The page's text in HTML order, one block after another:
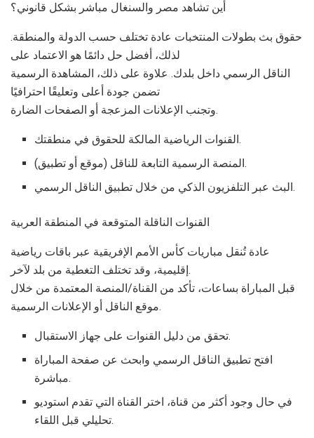
أين تشاهد مصر والسنغال مباشر بشكل قانوني؟
حقوق بث بطولات المنتخبات عادة تختلف حسب الدولة والمنطقة.
لذلك، أفضل حل دائمًا هو الاعتماد على
الناقل الرسمي داخل بلدك. علاوة على ذلك، المشاهدة الرسمية
تضمن جودة أعلى وتعليقًا احترافيًا
وتجنب الإعلانات المزعجة أو الصفحات الضارة.
القنوات الرياضية المالكة للحقوق في منطقتك.
المنصة الرسمية التابعة للناقل (موقع أو تطبيق).
البث عبر التلفزيون الذكي من خلال تطبيق الناقل الرسمي.
القنوات الناقلة المتوقعة في المنطقة العربية
عادة تُنقل مباريات كأس الأمم الإفريقية عبر باقات رياضية
إقليمية، وقد تختلف التغطية من بلد لآخر.
قبل المباراة بساعات، تأكد من القناة/المنصة المعتمدة من خلال
موقع الناقل أو الإعلانات الرسمية.
تحقق من دليل القنوات على جهاز الاستقبال.
افتح تطبيق الناقل الرسمي وابحث عن صفحة المباراة
مباشرة.
في حال وجود أكثر من قناة، اختر القناة التي تقدم استوديو
تحليلي قبل اللقاء.